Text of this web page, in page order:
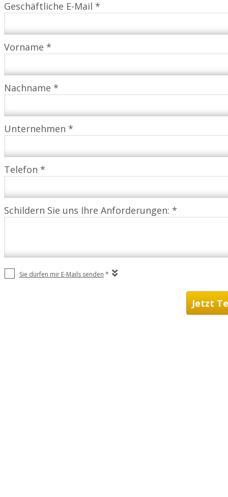
Geschäftliche E-Mail *
Vorname *
Nachname *
Unternehmen *
Telefon *
Schildern Sie uns Ihre Anforderungen: *
Sie dürfen mir E-Mails senden *
Jetzt